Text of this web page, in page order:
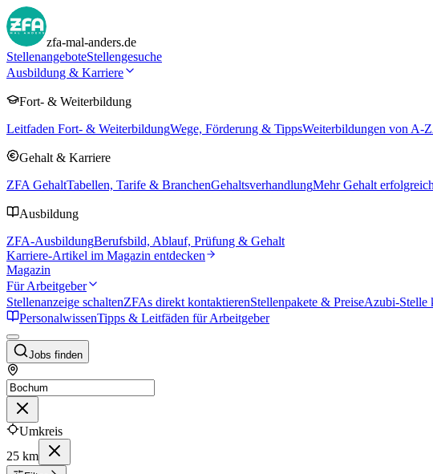
zfa-mal-anders.de
StellenangeboteStellengesuche
Ausbildung & Karriere
Fort- & Weiterbildung
Leitfaden Fort- & WeiterbildungWege, Förderung & TippsWeiterbildungen von A-Z
Gehalt & Karriere
ZFA GehaltTabellen, Tarife & BranchenGehaltsverhandlungMehr Gehalt
Ausbildung
ZFA-AusbildungBerufsbild, Ablauf, Prüfung & Gehalt
Karriere-Artikel im Magazin entdecken
Magazin
Für Arbeitgeber
Stellenanzeige schaltenZFAs direkt kontaktierenStellenpakete & PreiseAzubi-Stelle
PersonalwissenTipps & Leitfäden für Arbeitgeber
Jobs finden
Umkreis
25 km